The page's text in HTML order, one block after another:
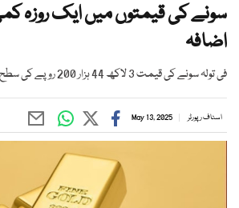
سونے کی قیمتوں میں ایک روزہ
اضافہ
فی تولہ سونے کی قیمت 3 لاکھ 44 ہزار 200 روپے کی سطح پر آگئی
اسٹاف رپورٹر May 13, 2025